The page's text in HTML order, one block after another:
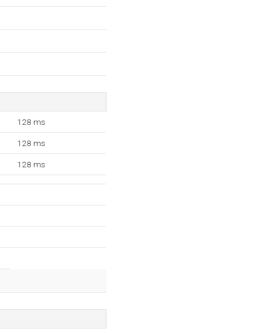
128 ms
128 ms
128 ms